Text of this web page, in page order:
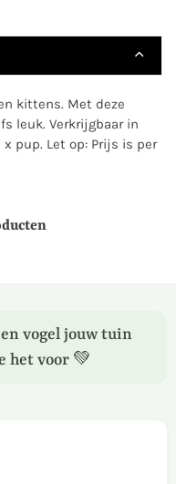
kittens. Met deze
leuk. Verkrijgbaar in
pup. Let op: Prijs is per
vogel jouw tuin
het voor 💚